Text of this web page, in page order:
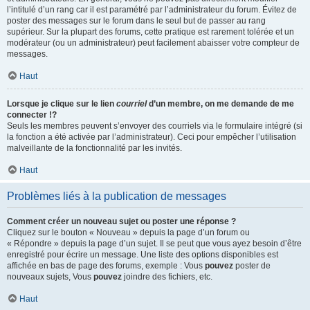
l’intitulé d’un rang car il est paramétré par l’administrateur du forum. Évitez de
poster des messages sur le forum dans le seul but de passer au rang
supérieur. Sur la plupart des forums, cette pratique est rarement tolérée et un
modérateur (ou un administrateur) peut facilement abaisser votre compteur de
messages.
Haut
Lorsque je clique sur le lien courrield’un membre, on me demande de me
connecter !?
Seuls les membres peuvent s’envoyer des courriels via le formulaire intégré (si
la fonction a été activée par l’administrateur). Ceci pour empêcher l’utilisation
malveillante de la fonctionnalité par les invités.
Haut
Problèmes liés à la publication de messages
Comment créer un nouveau sujet ou poster une réponse ?
Cliquez sur le bouton « Nouveau » depuis la page d’un forum ou
« Répondre » depuis la page d’un sujet. Il se peut que vous ayez besoin d’être
enregistré pour écrire un message. Une liste des options disponibles est
affichée en bas de page des forums, exemple : Vous pouvez poster de
nouveaux sujets, Vous pouvez joindre des fichiers, etc.
Haut